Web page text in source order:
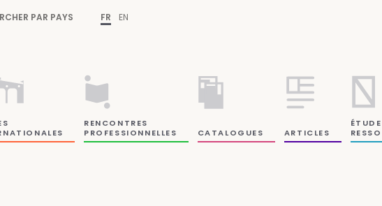
PAR PAYS FR EN
RENCONTRES
PROFESSIONNELLES
CATALOGUES ARTICLES